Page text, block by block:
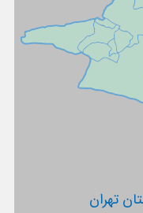
تهران